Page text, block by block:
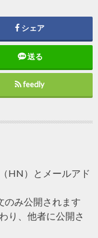
シェア
送る
feedly
HN）とメールアド
のみ公開されます
り、他者に公開さ